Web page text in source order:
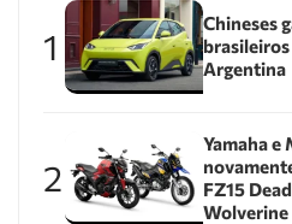
1
Chineses
Argentina
2
Yamaha e
FZ15
Wolverine